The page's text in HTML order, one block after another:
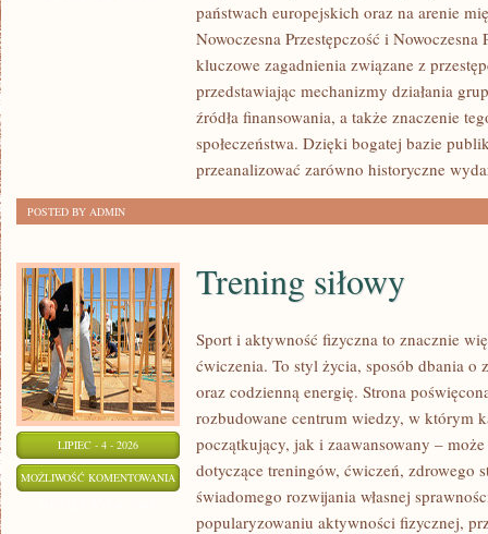
CZYTELNIKÓW
państwach europejskich oraz na arenie
Nowoczesna Przestępczość i Nowoczesna
kluczowe zagadnienia związane z
przedstawiając mechanizmy działania
źródła finansowania, a także znaczenie
społeczeństwa. Dzięki bogatej bazie
przeanalizować zarówno historyczne
POSTED BY ADMIN
LIPIEC - 4 - 2026
MOŻLIWOŚĆ KOMENTOWANIA TRENING
SIŁOWY
Trening siłowy
Sport i aktywność fizyczna to znacznie
ćwiczenia. To styl życia, sposób dbania o
oraz codzienną energię. Strona
rozbudowane centrum wiedzy, w którym
początkujący, jak i zaawansowany –
dotyczące treningów, ćwiczeń, zdrowego
świadomego rozwijania własnej
popularyzowaniu aktywności fizycznej,